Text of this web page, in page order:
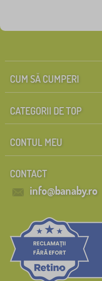
CUM SĂ CUMPERI
CATEGORII DE TOP
CONTUL MEU
CONTACT
info@banaby.ro